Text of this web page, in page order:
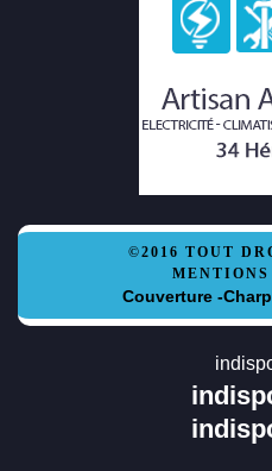
©2016 TOUT
Couverture -